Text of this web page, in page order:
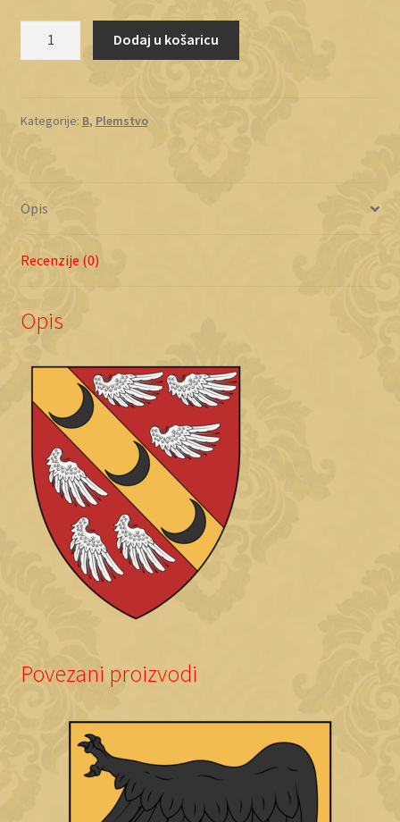
Dodaj u košaricu
Kategorije: B, Plemstvo
Opis
Recenzije (0)
Opis
Povezani proizvodi